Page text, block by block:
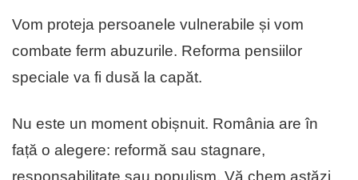
Vom proteja persoanele vulnerabile și vom
combate ferm abuzurile. Reforma pensiilor
speciale va fi dusă la capăt.
Nu este un moment obișnuit. România are în
față o alegere: reformă sau stagnare,
responsabilitate sau populism. Vă chem astăzi